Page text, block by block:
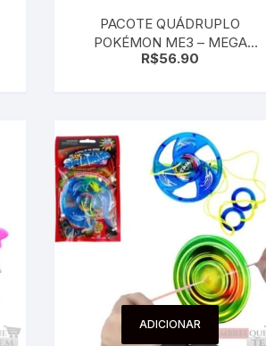
PACOTE QUÁDRUPLO
POKÉMON ME3 – MEGA
EVOLUÇÃO EQUILÍBRIO
R$56.90
ADICIONAR